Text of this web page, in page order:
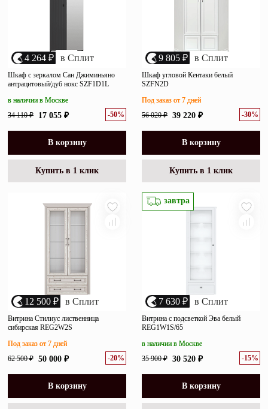
4 264 ₽ в Сплит
Шкаф с зеркалом Сан Джиминьяно
антрацитовый/дуб нокс SZF1D1L
34 110 ₽ 17 055 ₽ -50%
в наличии в Москве
В корзину
Купить в 1 клик
9 805 ₽ в Сплит
Шкаф угловой Кентаки белый
SZFN2D
56 020 ₽ 39 220 ₽ -30%
Под заказ от 7 дней
В корзину
Купить в 1 клик
12 500 ₽ в Сплит
Витрина Стилиус лиственница
сибирская REG2W2S
62 500 ₽ 50 000 ₽ -20%
Под заказ от 7 дней
В корзину
завтра
7 630 ₽ в Сплит
Витрина с подсветкой Эва белый
REG1W1S/65
35 900 ₽ 30 520 ₽ -15%
в наличии в Москве
В корзину